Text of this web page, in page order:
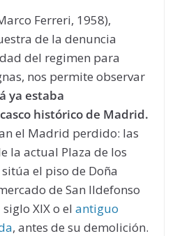
Ferreri, 1958),
de la denuncia
del regimen para
nos permite observar
ya estaba
histórico de Madrid.
el Madrid perdido: las
la actual Plaza de los
el piso de Doña
de San lldefonso
XIX o el antiguo
, antes de su demolición.